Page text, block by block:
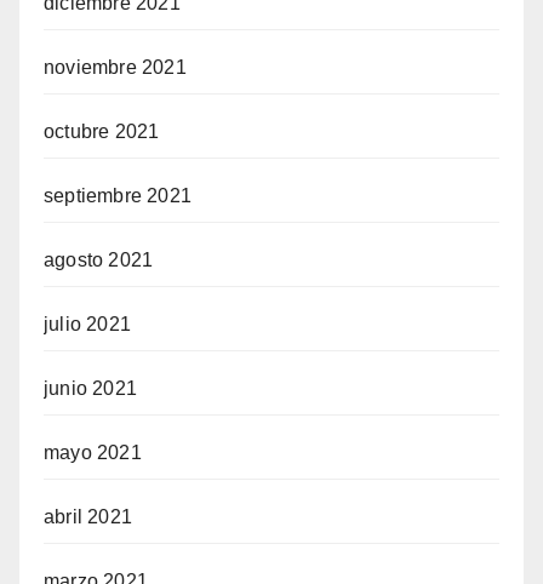
noviembre 2021
octubre 2021
septiembre 2021
agosto 2021
julio 2021
junio 2021
mayo 2021
abril 2021